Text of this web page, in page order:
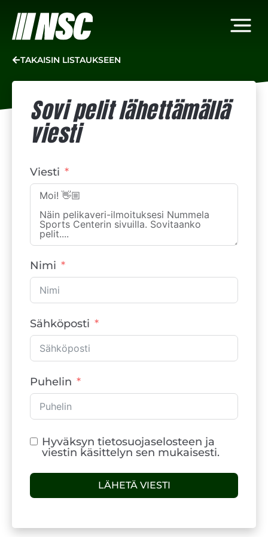
TAKAISIN LISTAUKSEEN
Sovi pelit lähettämällä
viesti
Viesti
Nimi
Sähköposti
Puhelin
Hyväksyn tietosuojaselosteen ja
viestin käsittelyn sen mukaisesti.
LÄHETÄ VIESTI